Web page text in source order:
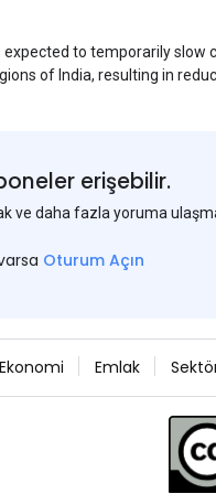
to temporarily slow
of India, resulting in
erişebilir.
ve daha fazla yoruma
Oturum Açın
Ekonomi Emlak